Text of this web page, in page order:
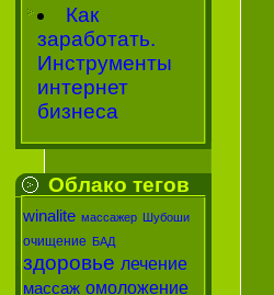
Как
заработать.
Инструменты
интернет
бизнеса
Облако тегов
winalite массажер Шубоши
очищение БАД
здоровье лечение
массаж омоложение